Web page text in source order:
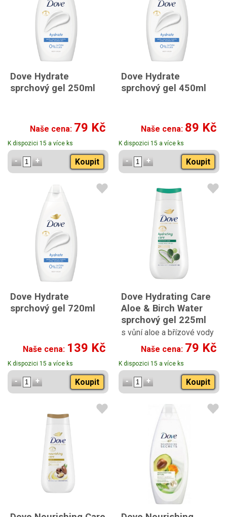
Dove Hydrate
sprchový gel 250ml
Naše cena: 79 Kč
K dispozici 15 a více ks
Koupit
Dove Hydrate
sprchový gel 450ml
Naše cena: 89 Kč
K dispozici 15 a více ks
Koupit
Dove Hydrate
sprchový gel 720ml
Naše cena: 139 Kč
K dispozici 15 a více ks
Koupit
Dove Hydrating Care
Aloe & Birch Water
sprchový gel 225ml
s vůní aloe a břízové vody
Naše cena: 79 Kč
K dispozici 15 a více ks
Koupit